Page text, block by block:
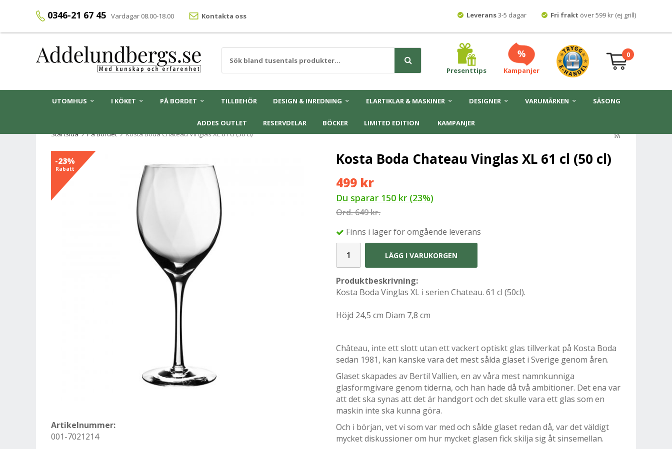
0346-21 67 45 Vardagar 08.00-18.00 Kontakta oss Leverans3-5 dagar Fri frakt över 599 kr (ej grill)
Presenttips Kampanjer
0
UTOMHUS I KÖKET PÅ BORDET TILLBEHÖR DESIGN & INREDNING ELARTIKLAR & MASKINER DESIGNER VARUMÄRKEN SÄSONG
ADDES OUTLET RESERVDELAR BÖCKER LIMITED EDITION
KAMPANJER
Startsida
På Bordet Kosta Boda Chateau Vinglas XL 61 cl (50 cl)
-23%
Rabatt
Kosta Boda Chateau Vinglas XL 61 cl (50 cl)
499 kr
Du sparar 150 kr (23%)
Ord.649 kr.
Finns i lager för omgående leverans
LÄGG I VARUKORGEN
Produktbeskrivning:
Kosta Boda Vinglas XL i serien Chateau. 61 cl (50cl).
Höjd 24,5 cm Diam 7,8 cm
Château, inte ett slott utan ett vackert optiskt glas tillverkat på Kosta Boda
sedan 1981, kan kanske vara det mest sålda glaset i Sverige genom åren.
Glaset skapades av Bertil Vallien, en av våra mest namnkunniga
glasformgivare genom tiderna, och han hade då två ambitioner. Det ena var
att det ska synas att det är handgort och det skulle vara ett glas som en
maskin inte ska kunna göra.
Och i början, vet vi som var med och sålde glaset redan då, var det väldigt
mycket diskussioner om hur mycket glasen fick skilja sig åt sinsemellan.
Artikelnummer:
001-7021214